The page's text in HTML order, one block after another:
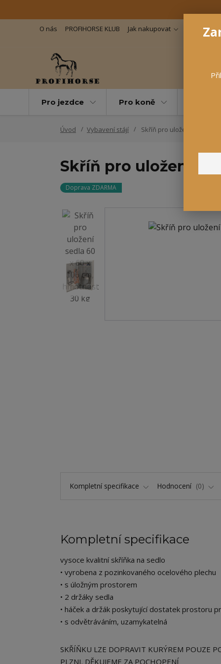
O nás PROFIHORSE KLUB Jak nakupovat Důležité
Pro jezdce Pro koně
Úvod Vybavení stájí Skříň pro uložení sedla 60
Skříň pro uložení
Doprava ZDARMA
Kompletní specifikace Hodnocení 0
Kompletní specifikace
vysoce kvalitní skříňka na sedlo
• vyrobena z pozinkovaného ocelového plechu
• s úložným prostorem
• 2 držáky sedla
• háček a držák poskytující dostatek prostoru
• s odvětráváním, uzamykatelná
SKŘÍŇKU LZE DOPRAVIT KURÝREM POUZE
PLZNI. DĚKUJEME ZA POCHOPENÍ